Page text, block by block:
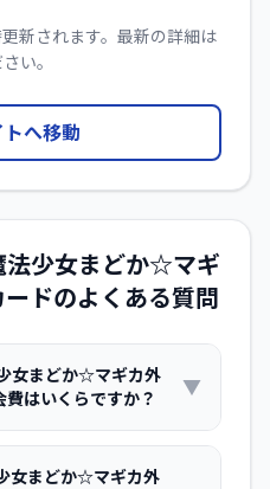
新されます。最新の詳細は
い。
へ移動
法少女まどか☆マギ
ードのよくある質問
女まどか☆マギカ外
はいくらですか？
▼
女まどか☆マギカ外